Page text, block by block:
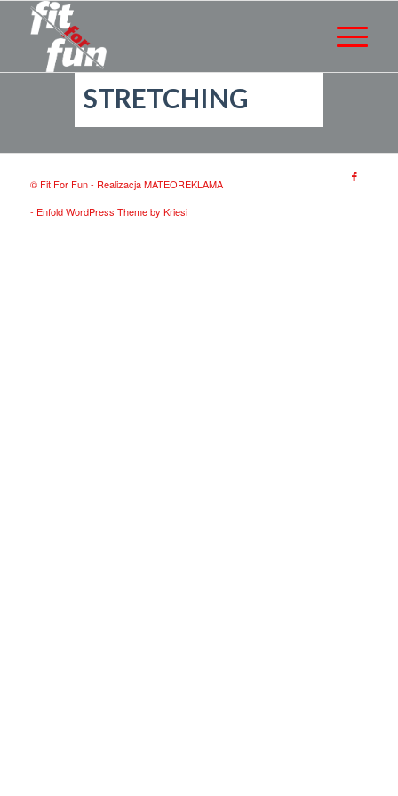
STRETCHING
© Fit For Fun - RealizacjaMATEOREKLAMA
- Enfold WordPress Theme by Kriesi